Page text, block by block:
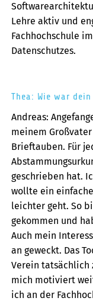
Lehre aktiv und
Fachhochschule
Datenschutzes.
Thea: Wie war dein
Andreas:
meinem
Brieftauben. Für
geschrieben hat.
wollte ein
leichter geht. So
gekommen und
Auch mein
an geweckt. Das
Verein tatsächlich
mich motiviert
ich an der